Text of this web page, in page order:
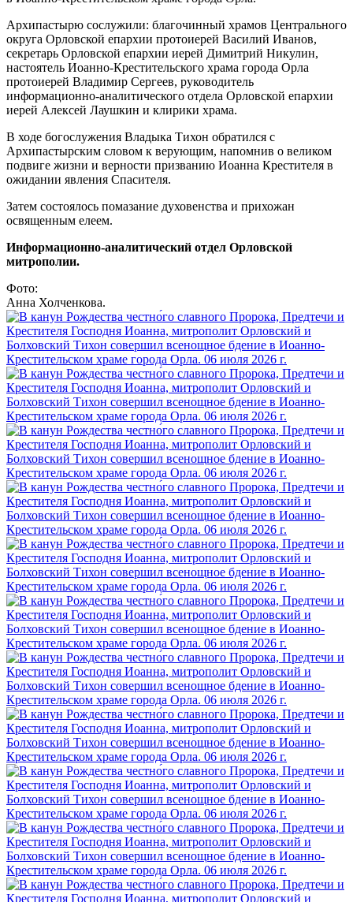
Архипастырю сослужили: благочинный храмов Центрального
округа Орловской епархии протоиерей Василий Иванов,
секретарь Орловской епархии иерей Димитрий Никулин,
настоятель Иоанно-Крестительского храма города Орла
протоиерей Владимир Сергеев, руководитель
информационно-аналитического отдела Орловской епархии
иерей Алексей Лаушкин и клирики храма.
В ходе богослужения Владыка Тихон обратился с
Архипастырским словом к верующим, напомнив о великом
подвиге жизни и верности призванию Иоанна Крестителя в
ожидании явления Спасителя.
Затем состоялось помазание духовенства и прихожан
освященным елеем.
Информационно-аналитический отдел Орловской
митрополии.
Фото:
Анна Холченкова.